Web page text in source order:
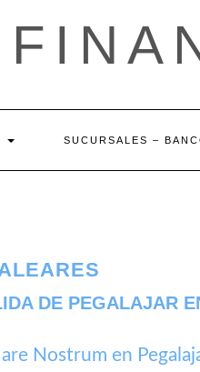
SUCURSALES –
DE PEGALAJAR
Nostrum en